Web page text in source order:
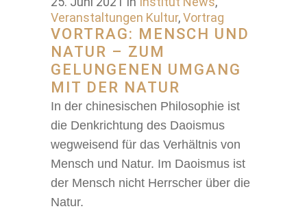
Veranstaltungen Kultur,Vortrag
VORTRAG: MENSCH UND
NATUR – ZUM
GELUNGENEN UMGANG
MIT DER NATUR
In der chinesischen Philosophie ist
die Denkrichtung des Daoismus
wegweisend für das Verhältnis von
Mensch und Natur. Im Daoismus ist
der Mensch nicht Herrscher über die
Natur.